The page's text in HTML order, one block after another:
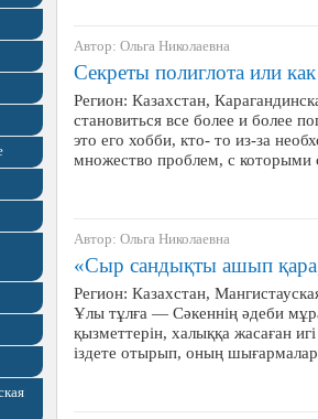
Автор: Ольга Николаевна
Секреты полиглота или
Регион: Казахстан,
становиться все более и более
это его хобби, кто- то из-за
множество проблем, с которыми
Автор: Ольга Николаевна
«Сыр сандықты ашып
Регион: Казахстан,
Ұлы тұлға — Сәкеннің әдеби
қызметтерін, халыққа жасаған
іздете отырып, оның